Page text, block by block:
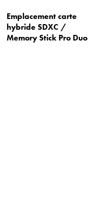
Emplacement carte
hybride SDXC /
Memory Stick Pro Duo